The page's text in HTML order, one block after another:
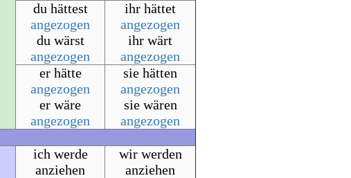
du hättest
angezogen
du wärst
angezogen
ihr hättet
angezogen
ihr wärt
angezogen
er hätte
angezogen
er wäre
angezogen
sie hätten
angezogen
sie wären
angezogen
ich werde
anziehen
wir werden
anziehen